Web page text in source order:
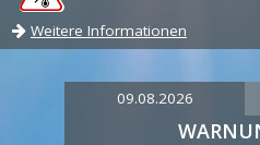
Weitere Informationen
09.08.2026